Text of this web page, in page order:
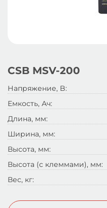
CSB MSV-200
Напряжение, B:
Емкость, Ач:
Длина, мм:
Ширина, мм:
Высота, мм:
Высота (с клеммами), мм:
Вес, кг: